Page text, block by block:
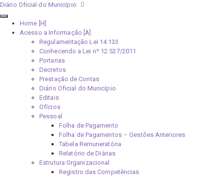
Diário Oficial do Município
Home [H]
Acesso a Informação [A]
Regulamentação Lei 14.133
Conhecendo a Lei nº 12.527/2011
Portarias
Decretos
Prestação de Contas
Diário Oficial do Município
Editais
Ofícios
Pessoal
Folha de Pagamento
Folha de Pagamentos – Gestões Anteriores
Tabela Remuneratória
Relatório de Diárias
Estrutura Organizacional
Registro das Competências